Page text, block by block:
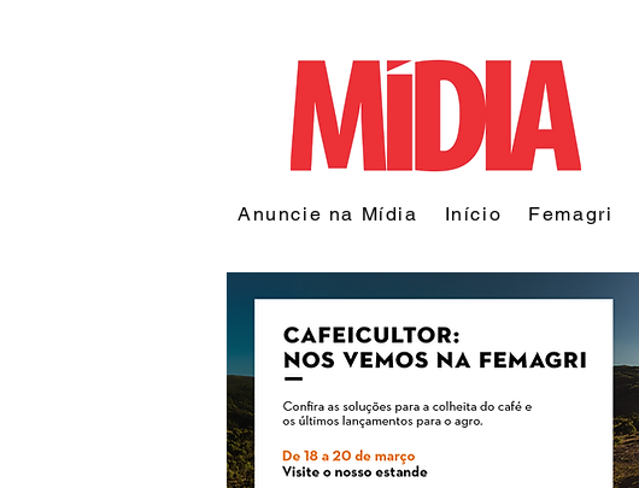
Anuncie na Mídia Início Femagri